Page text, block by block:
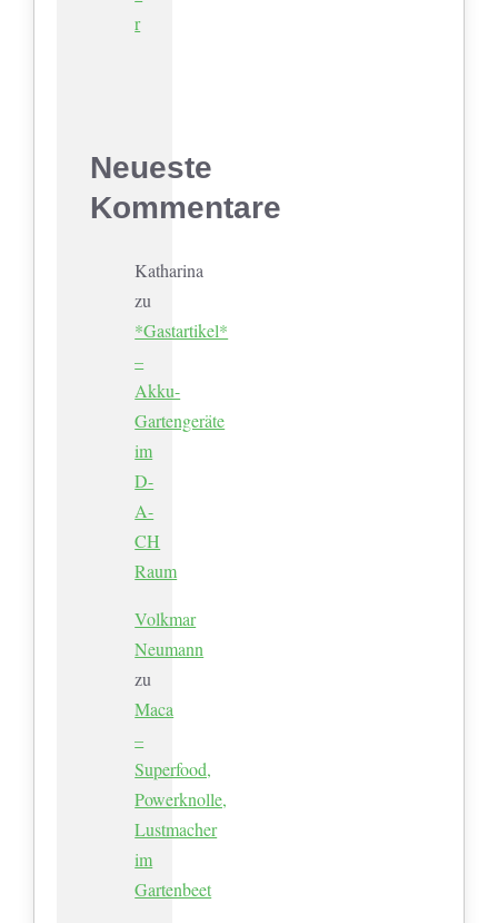
r
Neueste
Kommentare
Katharina
zu
*Gastartikel*
–
Akku-
Gartengeräte
im
D-
A-
CH
Raum
Volkmar
Neumann
zu
Maca
–
Superfood,
Powerknolle,
Lustmacher
im
Gartenbeet